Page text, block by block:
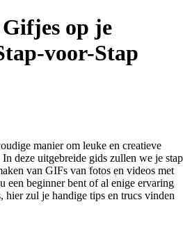
op je
voor-Stap
manier om leuke en creatieve
deze uitgebreide gids zullen we je stap
van GIFs van fotos en videos met
een beginner bent of al enige ervaring
hier zul je handige tips en trucs vinden